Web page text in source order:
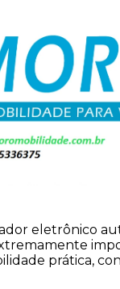
eletrônico
prática,